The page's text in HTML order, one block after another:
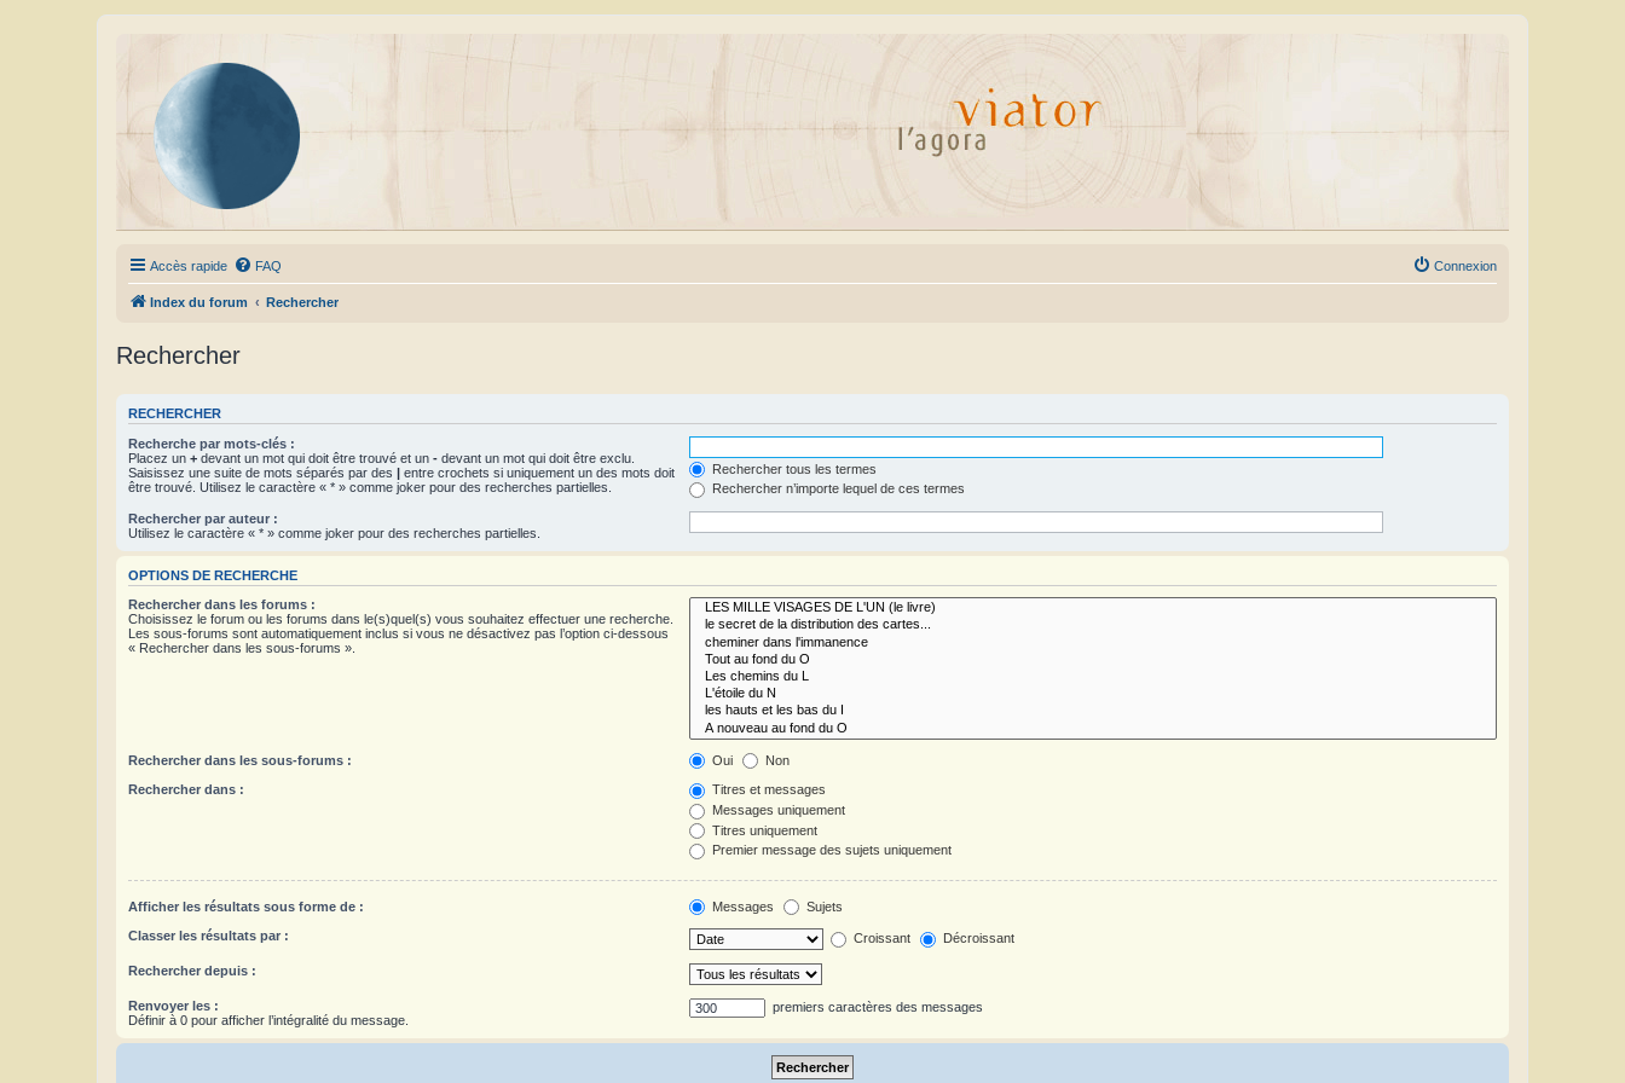
Accès rapide FAQ Connexion
Index du forum Rechercher
Rechercher
RECHERCHER
Recherche par mots-clés :
Placez un + devant un mot qui doit être trouvé et un - devant un mot qui doit être exclu.
Saisissez une suite de mots séparés par des | entre crochets si uniquement un des mots doit
être trouvé. Utilisez le caractère « * » comme joker pour des recherches partielles.
Rechercher tous les termes
Rechercher n’importe lequel de ces termes
Rechercher par auteur :
Utilisez le caractère « * » comme joker pour des recherches partielles.
OPTIONS DE RECHERCHE
Rechercher dans les forums :
Choisissez le forum ou les forums dans le(s)quel(s) vous souhaitez effectuer une recherche.
Les sous-forums sont automatiquement inclus si vous ne désactivez pas l’option ci-dessous
« Rechercher dans les sous-forums ».
Rechercher dans les sous-forums : Oui Non
Rechercher dans :
Titres et messages
Messages uniquement
Titres uniquement
Premier message des sujets uniquement
Afficher les résultats sous forme de : Messages Sujets
Classer les résultats par : Croissant Décroissant
Rechercher depuis :
Renvoyer les :
Définir à 0 pour afficher l’intégralité du message.
premiers caractères des messages